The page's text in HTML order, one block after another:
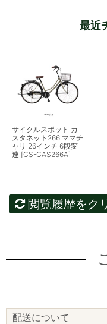
最近
サイクルスポット カ
スタネット266 ママチ
ャリ 26インチ 6段変
速 [CS-CAS266A]
閲覧履歴をク
配送について